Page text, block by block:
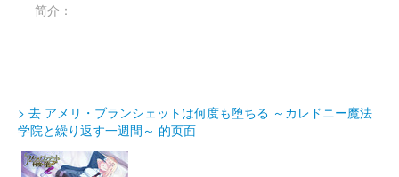
简介：
> 去 アメリ・ブランシェットは何度も堕ちる ～カレドニー魔法
学院と繰り返す一週間～ 的页面